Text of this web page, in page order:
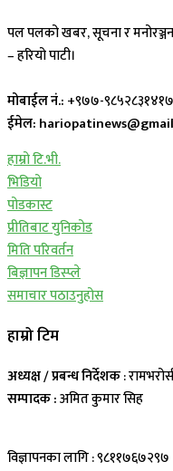
पल पलको खबर, सूचना र मनोरञ्जन
– हरियो पाटी।
मोबाईल नं.: +९७७-९८५२८३१४१७
ईमेल:
हाम्रो टि.भी.
भिडियो
पोडकास्ट
प्रीतिबाट युनिकोड
मिति परिवर्तन
बिज्ञापन डिस्प्ले
समाचार पठाउनुहोस
हाम्रो टिम
अध्यक्ष / प्रबन्ध निर्देशक:
सम्पादक :अमित कुमार सिह
विज्ञापनका लागि : ९८११७६७२९७